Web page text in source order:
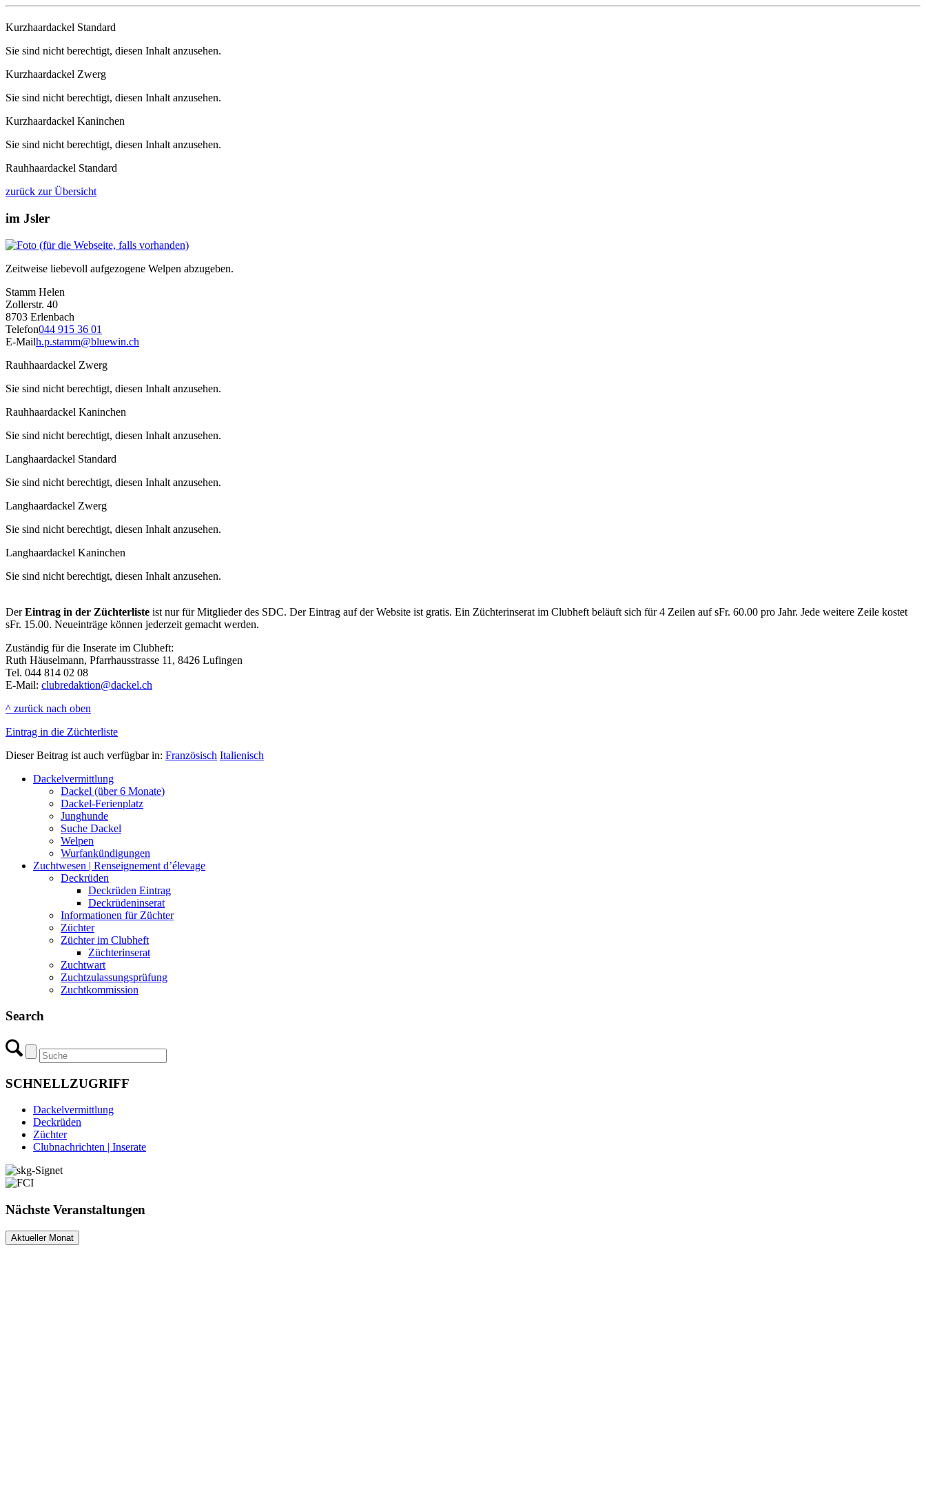
Kurzhaardackel Standard
Sie sind nicht berechtigt, diesen Inhalt anzusehen.
Kurzhaardackel Zwerg
Sie sind nicht berechtigt, diesen Inhalt anzusehen.
Kurzhaardackel Kaninchen
Sie sind nicht berechtigt, diesen Inhalt anzusehen.
Rauhhaardackel Standard
zurück zur Übersicht
im Jsler
Zeitweise liebevoll aufgezogene Welpen abzugeben.
Stamm Helen
Zollerstr. 40
8703 Erlenbach
Telefon044 915 36 01
E-Mailh.p.stamm@bluewin.ch
Rauhhaardackel Zwerg
Sie sind nicht berechtigt, diesen Inhalt anzusehen.
Rauhhaardackel Kaninchen
Sie sind nicht berechtigt, diesen Inhalt anzusehen.
Langhaardackel Standard
Sie sind nicht berechtigt, diesen Inhalt anzusehen.
Langhaardackel Zwerg
Sie sind nicht berechtigt, diesen Inhalt anzusehen.
Langhaardackel Kaninchen
Sie sind nicht berechtigt, diesen Inhalt anzusehen.
DerEintrag in der Züchterliste ist nur für Mitglieder des SDC. Der Eintrag auf der Website ist gratis. Ein Züchterinserat im Clubheft beläuft sich für 4 Zeilen auf sFr. 60.00 pro Jahr. Jede weitere Zeile kostet
sFr. 15.00. Neueinträge können jederzeit gemacht werden.
Zuständig für die Inserate im Clubheft:
Ruth Häuselmann, Pfarrhausstrasse 11, 8426 Lufingen
Tel. 044 814 02 08
E-Mail: clubredaktion@dackel.ch
^ zurück nach oben
Eintrag in die Züchterliste
Dieser Beitrag ist auch verfügbar in: Französisch Italienisch
Dackelvermittlung
Dackel (über 6 Monate)
Dackel-Ferienplatz
Junghunde
Suche Dackel
Welpen
Wurfankündigungen
Zuchtwesen | Renseignement d’élevage
Deckrüden
Deckrüden Eintrag
Deckrüdeninserat
Informationen für Züchter
Züchter
Züchter im Clubheft
Züchterinserat
Zuchtwart
Zuchtzulassungsprüfung
Zuchtkommission
Search
SCHNELLZUGRIFF
Dackelvermittlung
Deckrüden
Züchter
Clubnachrichten | Inserate
Nächste Veranstaltungen
Aktueller Monat